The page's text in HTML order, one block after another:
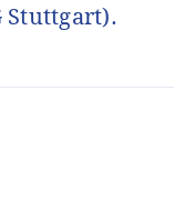
Stuttgart).